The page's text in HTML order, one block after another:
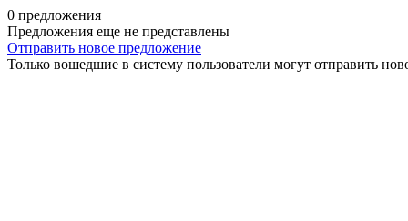
0 предложения
Предложения еще не представлены
Отправить новое предложение
Только вошедшие в систему пользователи могут отправить